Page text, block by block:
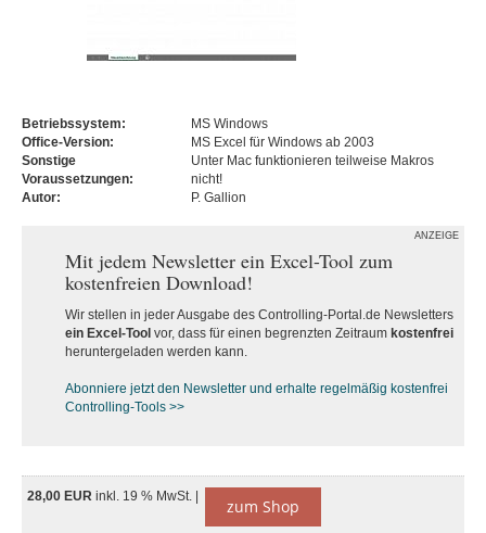
Betriebssystem:
MS Windows
Office-Version:
MS Excel für Windows ab 2003
Sonstige
Voraussetzungen:
Unter Mac funktionieren teilweise Makros
nicht!
Autor:
P. Gallion
ANZEIGE
Mit jedem Newsletter ein Excel-Tool zum
kostenfreien Download!
Wir stellen in jeder Ausgabe des Controlling-Portal.de Newsletters
ein Excel-Tool vor, dass für einen begrenzten Zeitraum kostenfrei
heruntergeladen werden kann.
Abonniere jetzt den Newsletter und erhalte regelmäßig kostenfrei
Controlling-Tools >>
28,00 EUR inkl. 19 % MwSt. | zum Shop